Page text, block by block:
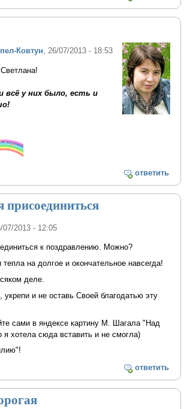
Ковтун, 26/07/2013 - 18:53
всё у них было, есть и
ответить
присоединиться
07/2013 - 12:05
к поздравлению. Можно?
на долгое и окончательное навсегда!
деле.
укрепи и не оставь Своей благодатью эту
сами в яндексе картину М. Шагала "Над
я хотела сюда вставить и не смогла)
ответить